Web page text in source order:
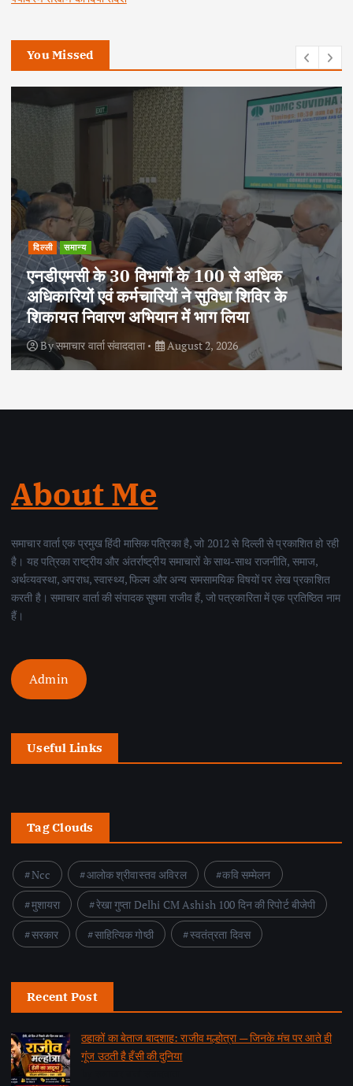
You Missed
दिल्ली समान्य
एनडीएमसी के 30 विभागों के 100 से अधिक
अधिकारियों एवं कर्मचारियों ने सुविधा शिविर के
शिकायत निवारण अभियान में भाग लिया
Byसमाचार वार्ता संवाददाता August 2, 2026
About Me
समाचार वार्ता एक प्रमुख हिंदी मासिक पत्रिका है, जो 2012 से दिल्ली से प्रकाशित हो रही
है। यह पत्रिका राष्ट्रीय और अंतर्राष्ट्रीय समाचारों के साथ-साथ राजनीति, समाज,
अर्थव्यवस्था, अपराध, स्वास्थ्य, फिल्म और अन्य समसामयिक विषयों पर लेख प्रकाशित
करती है। समाचार वार्ता की संपादक सुषमा राजीव हैं, जो पत्रकारिता में एक प्रतिष्ठित नाम
हैं।
Admin
Useful Links
Tag Clouds
Ncc आलोक श्रीवास्तव अविरल
कवि सम्मेलन
मुशायरा
रेखा गुप्ता Delhi CM Ashish 100 दिन की रिपोर्ट बीजेपी
सरकार
साहित्यिक गोष्ठी स्वतंत्रता दिवस
Recent Post
ठहाकों का बेताज बादशाह: राजीव मल्होत्रा — जिनके मंच पर आते ही
गूंज उठती है हँसी की दुनिया